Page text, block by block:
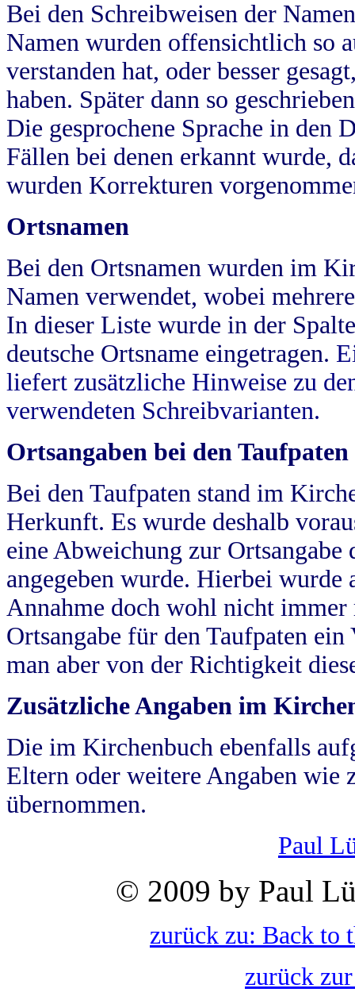
Bei den Schreibweisen der
Namen wurden offensichtlich so
verstanden hat, oder besser
haben. Später dann so
Die gesprochene Sprache in
Fällen bei denen erkannt wurde,
wurden Korrekturen
Ortsnamen
Bei den Ortsnamen wurden im
Namen verwendet, wobei
In dieser Liste wurde in der
deutsche Ortsname eingetragen.
liefert zusätzliche Hinweise zu
verwendeten Schreibvarianten.
Ortsangaben bei den Taufpaten
Bei den Taufpaten stand im
Herkunft. Es wurde deshalb
eine Abweichung zur
angegeben wurde. Hierbei wurde
Annahme doch wohl nicht
Ortsangabe für den Taufpaten
man aber von der Richtigkeit
Zusätzliche Angaben im
Die im Kirchenbuch ebenfalls
Eltern oder weitere Angaben wie
übernommen.
Paul
© 2009 by Paul
zurück zu: Back to
zurück